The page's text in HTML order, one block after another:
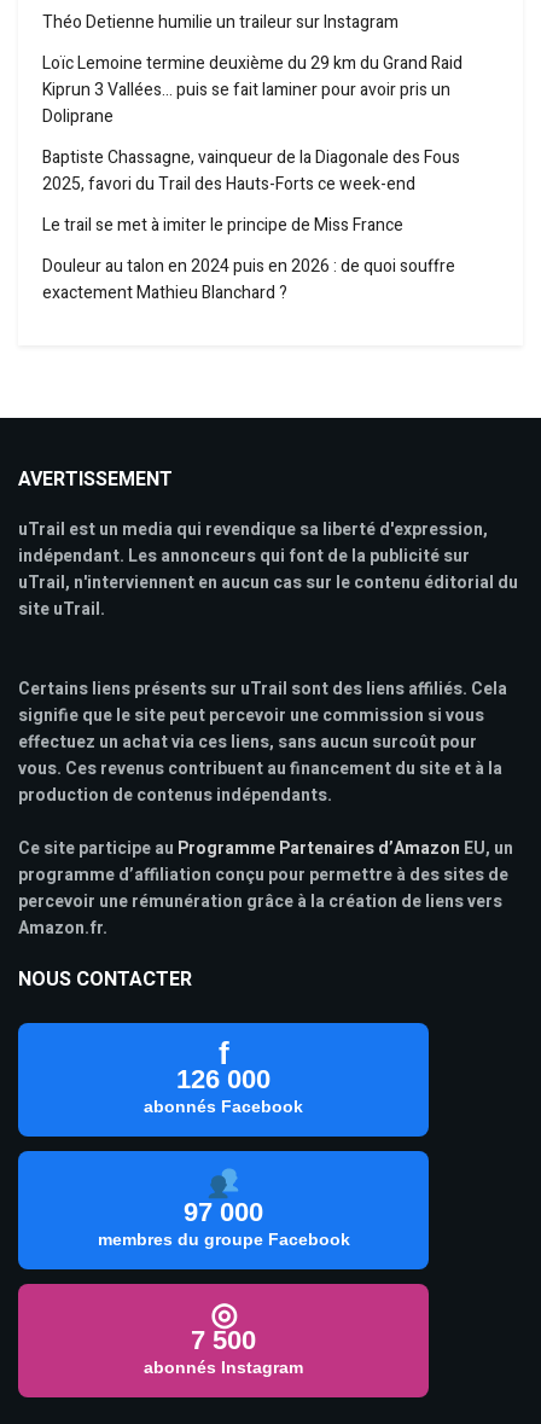
Théo Detienne humilie un traileur sur Instagram
Loïc Lemoine termine deuxième du 29 km du Grand Raid
Kiprun 3 Vallées… puis se fait laminer pour avoir pris un
Doliprane
Baptiste Chassagne, vainqueur de la Diagonale des Fous
2025, favori du Trail des Hauts-Forts ce week-end
Le trail se met à imiter le principe de Miss France
Douleur au talon en 2024 puis en 2026 : de quoi souffre
exactement Mathieu Blanchard ?
AVERTISSEMENT
uTrail est un media qui revendique sa liberté d'expression,
indépendant. Les annonceurs qui font de la publicité sur
uTrail, n'interviennent en aucun cas sur le contenu éditorial du
site uTrail.
Certains liens présents sur uTrail sont des liens affiliés. Cela
signifie que le site peut percevoir une commission si vous
effectuez un achat via ces liens, sans aucun surcoût pour
vous. Ces revenus contribuent au financement du site et à la
production de contenus indépendants.
Ce site participe au Programme Partenaires d’Amazon EU, un
programme d’affiliation conçu pour permettre à des sites de
percevoir une rémunération grâce à la création de liens vers
Amazon.fr.
NOUS CONTACTER
f
126 000
abonnés Facebook
97 000
membres du groupe Facebook
◎
7 500
abonnés Instagram